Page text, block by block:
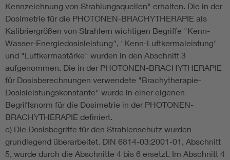
Kennzeichnung von Strahlungsquellen" erhalten. Die in der
Dosimetrie für die PHOTONEN-BRACHYTHERAPIE als
Kalibriergrößen von Strahlern wichtigen Begriffe "Kenn-
Wasser-Energiedosisleistung", "Kenn-Luftkermaleistung"
und "Luftkermastärke" wurden in den Abschnitt 3
aufgenommen. Die in der PHOTONEN-BRACHYTHERAPIE
für Dosisberechnungen verwendete "Brachytherapie-
Dosisleistungskonstante" wurde in einer eigenen
Begriffsnorm für die Dosimetrie in der PHOTONEN-
BRACHYTHERAPIE definiert.
e) Die Dosisbegriffe für den Strahlenschutz wurden
grundlegend überarbeitet. DIN 6814-03:2001-01, Abschnitt
5, wurde durch die Abschnitte 4 bis 6 ersetzt. Im Abschnitt 4